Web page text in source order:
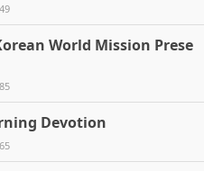
World Mission Prese
Devotion